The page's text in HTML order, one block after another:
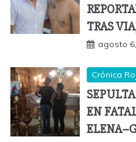
TRAS
agosto
Crónica
EN